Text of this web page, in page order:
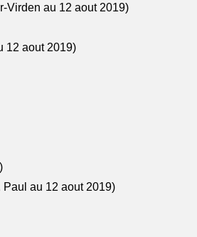
Virden au 12 aout 2019)
12 aout 2019)
au 12 aout 2019)